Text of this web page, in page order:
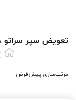
تعویض سپر سراتو 2018